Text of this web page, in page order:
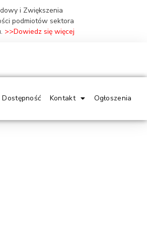
i Zwiększenia
podmiotów sektora
>>Dowiedz się więcej
Dostępność Kontakt Ogłoszenia